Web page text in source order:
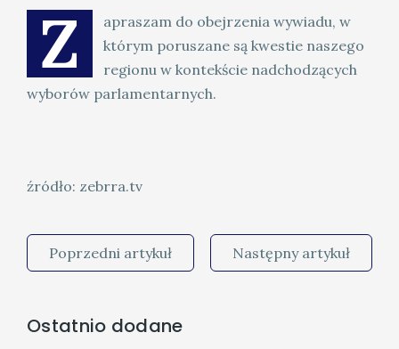
Z
apraszam do obejrzenia wywiadu, w
którym poruszane są kwestie naszego
regionu w kontekście nadchodzących
wyborów parlamentarnych.
źródło: zebrra.tv
Poprzedni artykuł Następny artykuł
Ostatnio dodane